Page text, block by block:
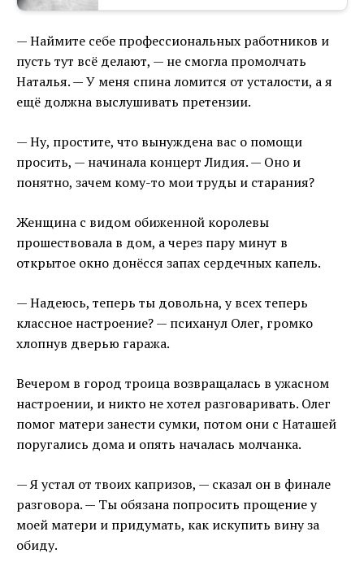
— Наймите себе профессиональных работников и
пусть тут всё делают, — не смогла промолчать
Наталья. — У меня спина ломится от усталости, а я
ещё должна выслушивать претензии.
— Ну, простите, что вынуждена вас о помощи
просить, — начинала концерт Лидия. — Оно и
понятно, зачем кому-то мои труды и старания?
Женщина с видом обиженной королевы
прошествовала в дом, а через пару минут в
открытое окно донёсся запах сердечных капель.
— Надеюсь, теперь ты довольна, у всех теперь
классное настроение? — психанул Олег, громко
хлопнув дверью гаража.
Вечером в город троица возвращалась в ужасном
настроении, и никто не хотел разговаривать. Олег
помог матери занести сумки, потом они с Наташей
поругались дома и опять началась молчанка.
— Я устал от твоих капризов, — сказал он в финале
разговора. — Ты обязана попросить прощение у
моей матери и придумать, как искупить вину за
обиду.